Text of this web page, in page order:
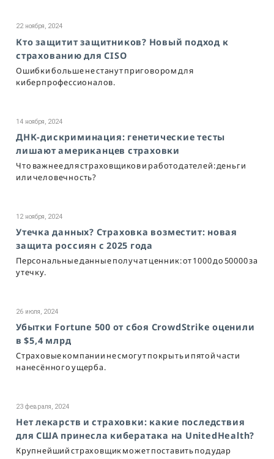
22 ноября, 2024
Кто защитит защитников? Новый подход к
страхованию для CISO
Ошибки больше не станут приговором для
киберпрофессионалов.
14 ноября, 2024
ДНК-дискриминация: генетические тесты
лишают американцев страховки
Что важнее для страховщиков и работодателей: деньги
или человечность?
12 ноября, 2024
Утечка данных? Страховка возместит: новая
защита россиян с 2025 года
Персональные данные получат ценник: от 1000 до 50000 за
утечку.
26 июля, 2024
Убытки Fortune 500 от сбоя CrowdStrike оценили
в $5,4 млрд
Страховые компании не смогут покрыть и пятой части
нанесённого ущерба.
23 февраля, 2024
Нет лекарств и страховки: какие последствия
для США принесла кибератака на UnitedHealth?
Крупнейший страховщик может поставить под удар